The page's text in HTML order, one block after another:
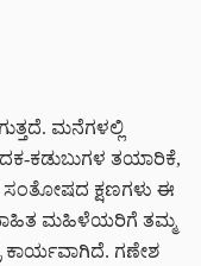
ಮನೆಗಳಲ್ಲಿ
ಕಡುಬುಗಳ ತಯಾರಿಕೆ,
ಸಂತೋಷದ ಕ್ಷಣಗಳು ಈ
ಮಹಿಳೆಯರಿಗೆ ತಮ್ಮ
ಕಾರ್ಯವಾಗಿದೆ. ಗಣೇಶ